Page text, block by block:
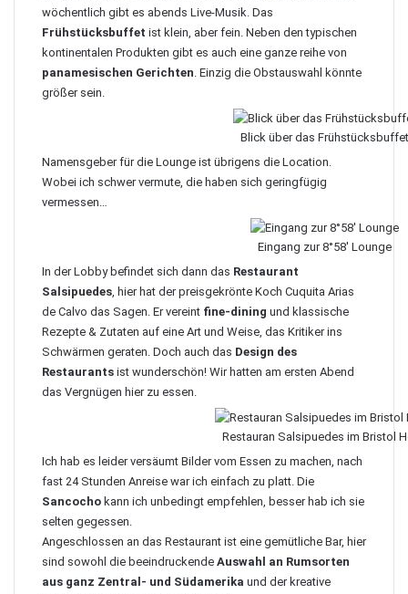
wöchentlich gibt es abends Live-Musik. Das
Frühstücksbuffet ist klein, aber fein. Neben den typischen
kontinentalen Produkten gibt es auch eine ganze reihe von
panamesischen Gerichten. Einzig die Obstauswahl könnte
größer sein.
Blick über das Frühstücksbuffet
Namensgeber für die Lounge ist übrigens die Location.
Wobei ich schwer vermute, die haben sich geringfügig
vermessen…
Eingang zur 8°58′ Lounge
In der Lobby befindet sich dann das Restaurant
Salsipuedes, hier hat der preisgekrönte Koch Cuquita Arias
de Calvo das Sagen. Er vereint fine-dining und klassische
Rezepte & Zutaten auf eine Art und Weise, das Kritiker ins
Schwärmen geraten. Doch auch das Design des
Restaurants ist wunderschön! Wir hatten am ersten Abend
das Vergnügen hier zu essen.
Restauran Salsipuedes im Bristol
Ich hab es leider versäumt Bilder vom Essen zu machen, nach
fast 24 Stunden Anreise war ich einfach zu platt. Die
Sancocho kann ich unbedingt empfehlen, besser hab ich sie
selten gegessen.
Angeschlossen an das Restaurant ist eine gemütliche Bar, hier
sind sowohl die beeindruckende Auswahl an Rumsorten
aus ganz Zentral- und Südamerika und der kreative